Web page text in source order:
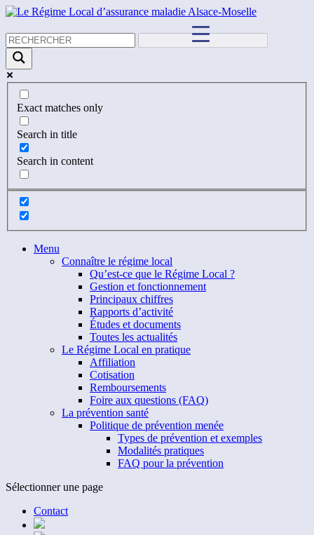
Exact matches only
Search in title
Search in content
Menu
Connaître le régime local
Qu’est-ce que le Régime Local ?
Gestion et fonctionnement
Principaux chiffres
Rapports d’activité
Études et documents
Toutes les actualités
Le Régime Local en pratique
Affiliation
Cotisation
Remboursements
Foire aux questions (FAQ)
La prévention santé
Politique de prévention menée
Types de prévention et exemples
Modalités pratiques
FAQ pour la prévention
Sélectionner une page
Contact